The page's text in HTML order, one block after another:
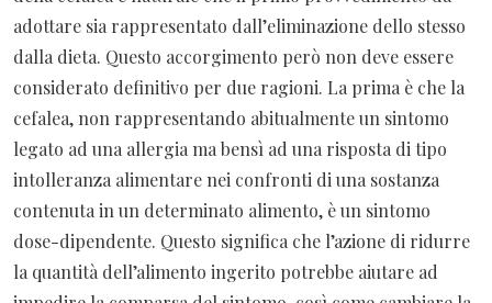
adottare sia rappresentato dall’eliminazione dello stesso
dalla dieta. Questo accorgimento però non deve essere
considerato definitivo per due ragioni. La prima è che la
cefalea, non rappresentando abitualmente un sintomo
legato ad una allergia ma bensì ad una risposta di tipo
intolleranza alimentare nei confronti di una sostanza
contenuta in un determinato alimento, è un sintomo
dose-dipendente. Questo significa che l’azione di ridurre
la quantità dell’alimento ingerito potrebbe aiutare ad